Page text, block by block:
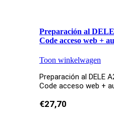
Preparación al
Code acceso web +
Toon winkelwagen
Preparación al DELE
Code acceso web +
€27,70